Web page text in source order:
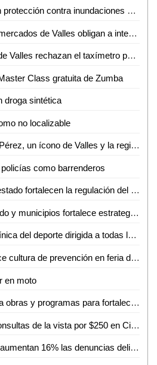
"Por descuido" dejan sin protección contra inundaciones a colonias de Tamuín
Cucarachas y ratas en mercados de Valles obligan a intensas jornadas de sanitización
¡No es viable! Taxistas de Valles rechazan el taxímetro por baja demanda de viajes
Class gratuita de Zumba
droga sintética
no localizable
El adiós a don Esteban Pérez, un ícono de Valles y la región
como barrenderos
Gobiernos municipal y estado fortalecen la regulación del transporte turístico en Ciudad Valles
Coordinación entre estado y municipios fortalece estrategia de seguridad en la huasteca
Invitan a participar en clínica del deporte dirigida a todas las disciplinas en Ciudad Valles
Gobierno estatal fortalece cultura de prevención en feria de seguridad y medio ambiente
en moto
Gobierno estatal impulsa obras y programas para fortalecer el acceso al agua
Ayuntamiento acerca consultas de la vista por $250 en Ciudad Valles
Matehuala en foco rojo: aumentan 16% las denuncias delictivas en un año